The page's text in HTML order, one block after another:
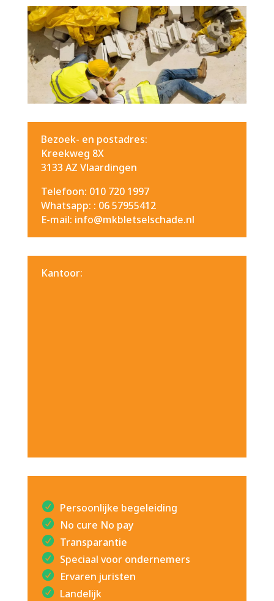
Bezoek- en postadres:
Kreekweg 8X
3133 AZ Vlaardingen
Telefoon: 010 720 1997
Whatsapp: : 06 57955412
E-mail: info@mkbletselschade.nl
Kantoor:
Persoonlijke begeleiding
No cure No pay
Transparantie
Speciaal voor ondernemers
Ervaren juristen
Landelijk